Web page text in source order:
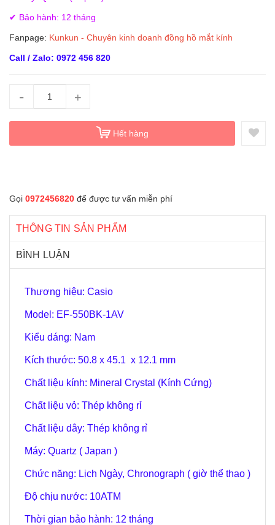
✔ Bảo hành: 12 tháng
Fanpage: Kunkun - Chuyên kinh doanh đồng hồ mắt kính
Call / Zalo: 0972 456 820
- +
Hết hàng
Gọi 0972456820 để được tư vấn miễn phí
THÔNG TIN SẢN PHẨM
BÌNH LUẬN
Thương hiệu: Casio
Model: EF-550BK-1AV
Kiểu dáng: Nam
Kích thước: 50.8 x 45.1 x 12.1 mm
Chất liệu kính: Mineral Crystal (Kính Cứng)
Chất liệu vỏ: Thép không rỉ
Chất liệu dây: Thép không rỉ
Máy: Quartz ( Japan )
Chức năng: Lịch Ngày, Chronograph ( giờ thể thao )
Độ chịu nước: 10ATM
Thời gian bảo hành: 12 tháng